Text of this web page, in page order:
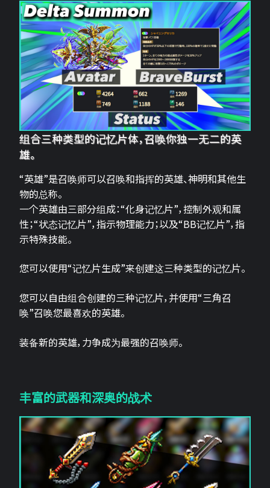
组合三种类型的记忆片体，召唤你独一无二的英
雄。
“英雄”是召唤师可以召唤和指挥的英雄、神明和其他生
物的总称。
一个英雄由三部分组成：“化身记忆片”，控制外观和属
性；“状态记忆片”，指示物理能力；以及“BB记忆片”，指
示特殊技能。
您可以使用“记忆片生成”来创建这三种类型的记忆片。
您可以自由组合创建的三种记忆片，并使用“三角召
唤”召唤您最喜欢的英雄。
装备新的英雄，力争成为最强的召唤师。
丰富的武器和深奥的战术